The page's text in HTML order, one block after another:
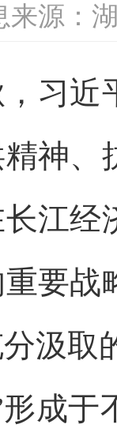
来源：
近
神
江
要
汲取
于